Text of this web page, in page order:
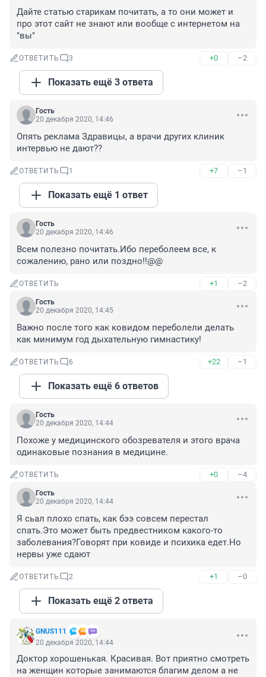
Дайте статью старикам почитать, а то они может и
про этот сайт не знают или вообще с интернетом на
"вы"
ОТВЕТИТЬ 3 +0 –2
Показать ещё 3 ответа
Гость
20 декабря 2020, 14:46
Опять реклама Здравицы, а врачи других клиник
интервью не дают??
ОТВЕТИТЬ 1 +7 –1
Показать ещё 1 ответ
Гость
20 декабря 2020, 14:46
Всем полезно почитать.Ибо переболеем все, к
сожалению, рано или поздно!!@@
ОТВЕТИТЬ +1 –2
Гость
20 декабря 2020, 14:45
Важно после того как ковидом переболели делать
как минимум год дыхательную гимнастику!
ОТВЕТИТЬ 6 +22 –1
Показать ещё 6 ответов
Гость
20 декабря 2020, 14:44
Похоже у медицинского обозревателя и этого врача
одинаковые познания в медицине.
ОТВЕТИТЬ +0 –4
Гость
20 декабря 2020, 14:44
Я сьал плохо спать, как бээ совсем перестал
спать.Это может быть предвестником какого-то
заболевания?Говорят при ковиде и психика едет.Но
нервы уже сдают
ОТВЕТИТЬ 2 +1 –0
Показать ещё 2 ответа
GNUS111
20 декабря 2020, 14:44
Доктор хорошенькая. Красивая. Вот приятно смотреть
на женщин которые занимаются благим делом а не